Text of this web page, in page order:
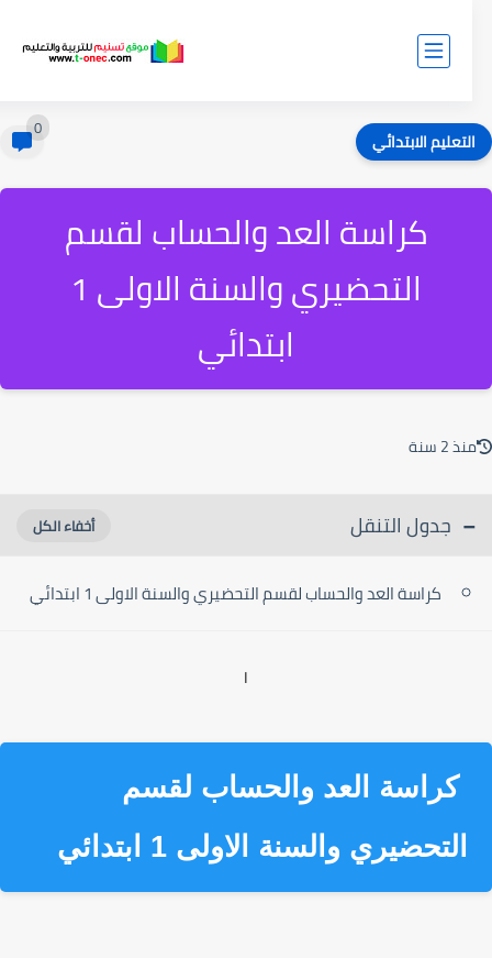
الابتدائي
كراسة العد والحساب لقسم
التحضيري والسنة الاولى 1
ابتدائي
2 سنة
جدول التنقل
كراسة العد والحساب لقسم التحضيري والسنة الاولى 1 ابتدائي
كراسة العد والحساب لقسم
التحضيري والسنة الاولى 1 ابتدائي